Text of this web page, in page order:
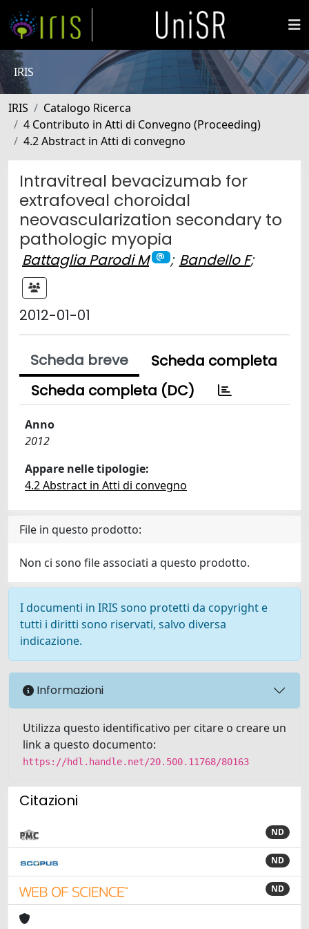
IRIS
IRIS
Catalogo Ricerca
4 Contributo in Atti di Convegno (Proceeding)
4.2 Abstract in Atti di convegno
Intravitreal bevacizumab for
extrafoveal choroidal
neovascularization secondary to
pathologic myopia
Battaglia Parodi M ; Bandello F;
2012-01-01
Scheda breve
Scheda completa
Scheda completa (DC)
Anno
2012
Appare nelle tipologie:
4.2 Abstract in Atti di convegno
File in questo prodotto:
Non ci sono file associati a questo prodotto.
I documenti in IRIS sono protetti da copyright e
tutti i diritti sono riservati, salvo diversa
indicazione.
Informazioni
Utilizza questo identificativo per citare o creare un
link a questo documento:
https://hdl.handle.net/20.500.11768/80163
Citazioni
ND
ND
ND